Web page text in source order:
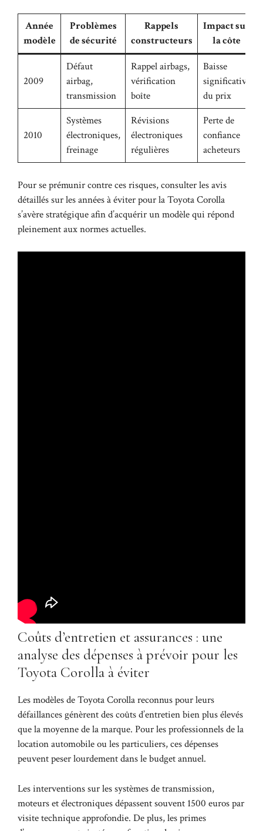
Année
modèle
Problèmes
de sécurité
Rappels
constructeurs
Impact sur
la côte
2009
Défaut
airbag,
transmission
Rappel airbags,
vérification
boîte
Baisse
significative
du prix
2010
Systèmes
électroniques,
freinage
Révisions
électroniques
régulières
Perte de
confiance
acheteurs
Pour se prémunir contre ces risques, consulter les avis
détaillés sur lesannées à éviter pour la Toyota Corolla
s’avère stratégique afin d’acquérir un modèle qui répond
pleinement aux normes actuelles.
Coûts d’entretien et assurances : une
analyse des dépenses à prévoir pour les
Toyota Corolla à éviter
Les modèles de Toyota Corolla reconnus pour leurs
défaillances génèrent des coûts d’entretien bien plus élevés
que la moyenne de la marque. Pour les professionnels de la
location automobile ou les particuliers, ces dépenses
peuvent peser lourdement dans le budget annuel.
Les interventions sur les systèmes de transmission,
moteurs et électroniques dépassent souvent 1500 euros par
visite technique approfondie. De plus, les primes